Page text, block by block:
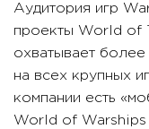
Аудитория игр
проекты World of
охватывает
на всех крупных
компании есть
World of